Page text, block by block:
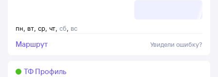
пн, вт, ср, чт, сб, вс
Маршрут Увидели ошибку?
ТФ Профиль